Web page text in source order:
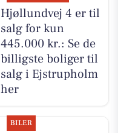
Hjøllundvej 4 er til
salg for kun
445.000 kr.: Se de
billigste boliger til
salg i Ejstrupholm
her
BILER